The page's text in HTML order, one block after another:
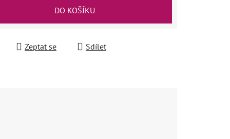
DO KOŠÍKU
Zeptat se Sdílet